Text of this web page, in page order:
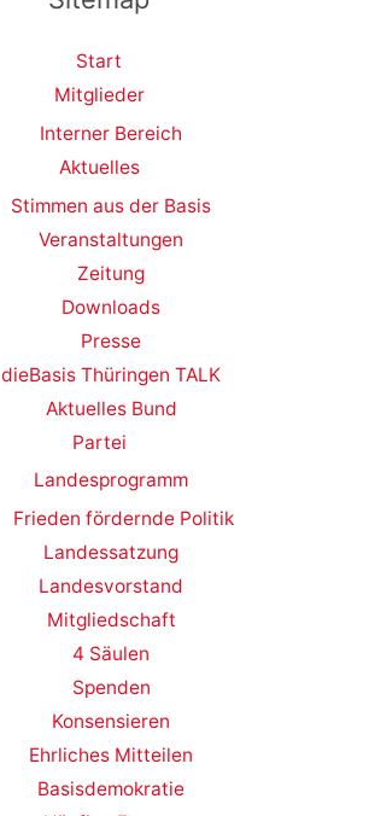
Start
Mitglieder
Interner Bereich
Aktuelles
Stimmen aus der Basis
Veranstaltungen
Zeitung
Downloads
Presse
dieBasis Thüringen TALK
Aktuelles Bund
Partei
Landesprogramm
Frieden fördernde Politik
Landessatzung
Landesvorstand
Mitgliedschaft
4 Säulen
Spenden
Konsensieren
Ehrliches Mitteilen
Basisdemokratie